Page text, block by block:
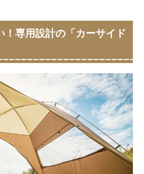
専用設計の「カーサイド